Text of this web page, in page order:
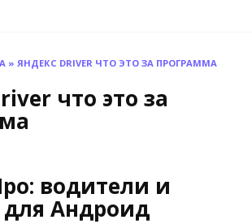
» ЯНДЕКС DRIVER ЧТО ЭТО ЗА ПРОГРАММА
что это за
водители и
Андроид